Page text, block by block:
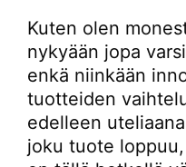
Kuten olen
nykyään jopa
enkä niinkään
tuotteiden
edelleen
joku tuote